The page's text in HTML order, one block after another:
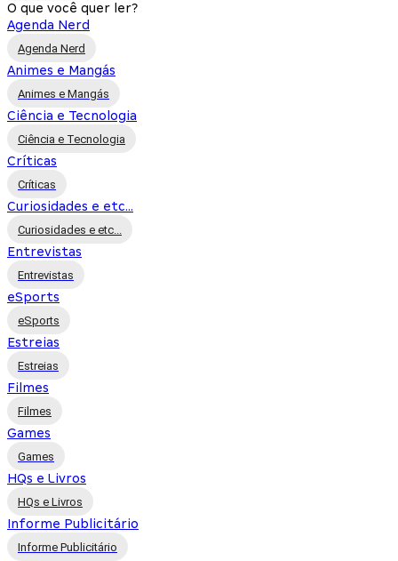
O que você quer ler?
Agenda Nerd
Agenda Nerd
Animes e Mangás
Animes e Mangás
Ciência e Tecnologia
Ciência e Tecnologia
Críticas
Críticas
Curiosidades e etc...
Curiosidades e etc...
Entrevistas
Entrevistas
eSports
eSports
Estreias
Estreias
Filmes
Filmes
Games
Games
HQs e Livros
HQs e Livros
Informe Publicitário
Informe Publicitário